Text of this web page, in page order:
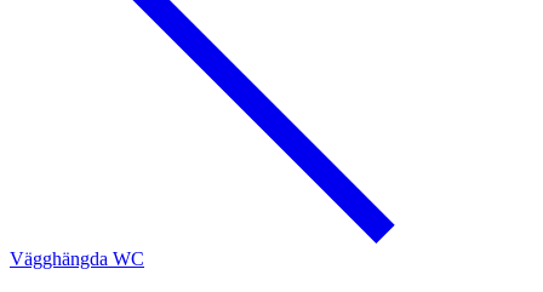
Vägghängda WC